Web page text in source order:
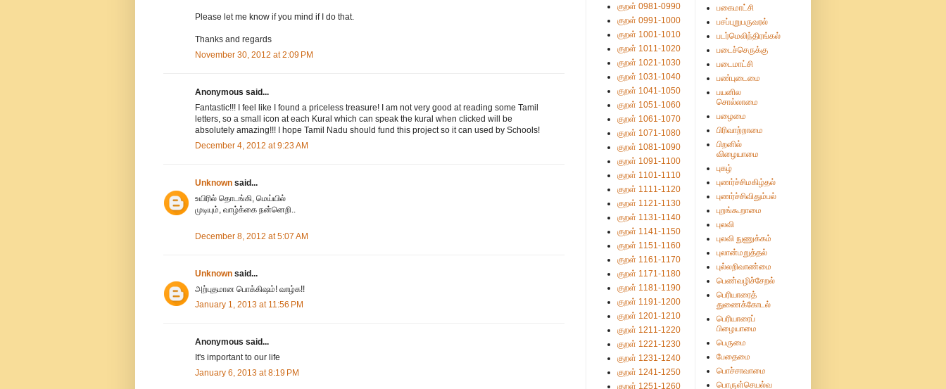
Please let me know if you mind if I do that.
Thanks and regards
November 30, 2012 at 2:09 PM
Anonymous said...
Fantastic!!! I feel like I found a priceless treasure! I am not very good at reading some Tamil
letters, so a small icon at each Kural which can speak the kural when clicked will be
absolutely amazing!!! I hope Tamil Nadu should fund this project so it can used by Schools!
December 4, 2012 at 9:23 AM
Unknown said...
உயிரில் தொடங்கி, மெய்யில்
முடியும், வாழ்க்கை நன்னெறி..
December 8, 2012 at 5:07 AM
Unknown said...
அற்புதமான பொக்கிஷம்! வாழ்க!!
January 1, 2013 at 11:56 PM
Anonymous said...
It's important to our life
January 6, 2013 at 8:19 PM
குறள் 0981-0990
குறள் 0991-1000
குறள் 1001-1010
குறள் 1011-1020
குறள் 1021-1030
குறள் 1031-1040
குறள் 1041-1050
குறள் 1051-1060
குறள் 1061-1070
குறள் 1071-1080
குறள் 1081-1090
குறள் 1091-1100
குறள் 1101-1110
குறள் 1111-1120
குறள் 1121-1130
குறள் 1131-1140
குறள் 1141-1150
குறள் 1151-1160
குறள் 1161-1170
குறள் 1171-1180
குறள் 1181-1190
குறள் 1191-1200
குறள் 1201-1210
குறள் 1211-1220
குறள் 1221-1230
குறள் 1231-1240
குறள் 1241-1250
குறள் 1251-1260
பகைமாட்சி
பசப்புறுபருவரல்
படர்மெலிந்திரங்கல்
படைச்செருக்கு
படைமாட்சி
பண்புடைமை
பயனில
சொல்லாமை
பழைமை
பிரிவாற்றாமை
பிறனில்
விழையாமை
புகழ்
புணர்ச்சிமகிழ்தல்
புணர்ச்சிவிதும்பல்
புறங்கூறாமை
புலவி
புலவி நுணுக்கம்
புலான்மறுத்தல்
புல்லறிவாண்மை
பெண்வழிச்சேறல்
பெரியாரைத்
துணைக்கோடல்
பெரியாரைப்
பிழையாமை
பெருமை
பேதைமை
பொச்சாவாமை
பொருள்செயல்வ